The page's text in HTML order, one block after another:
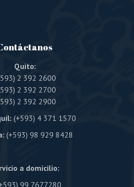
Quito:
2 392 2600
2 392 2700
2 392 2900
(+593) 4 371 1570
(+593) 98 929 8428
a domicilio:
99 7677280